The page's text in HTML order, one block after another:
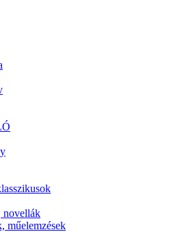
novellák
műelemzések